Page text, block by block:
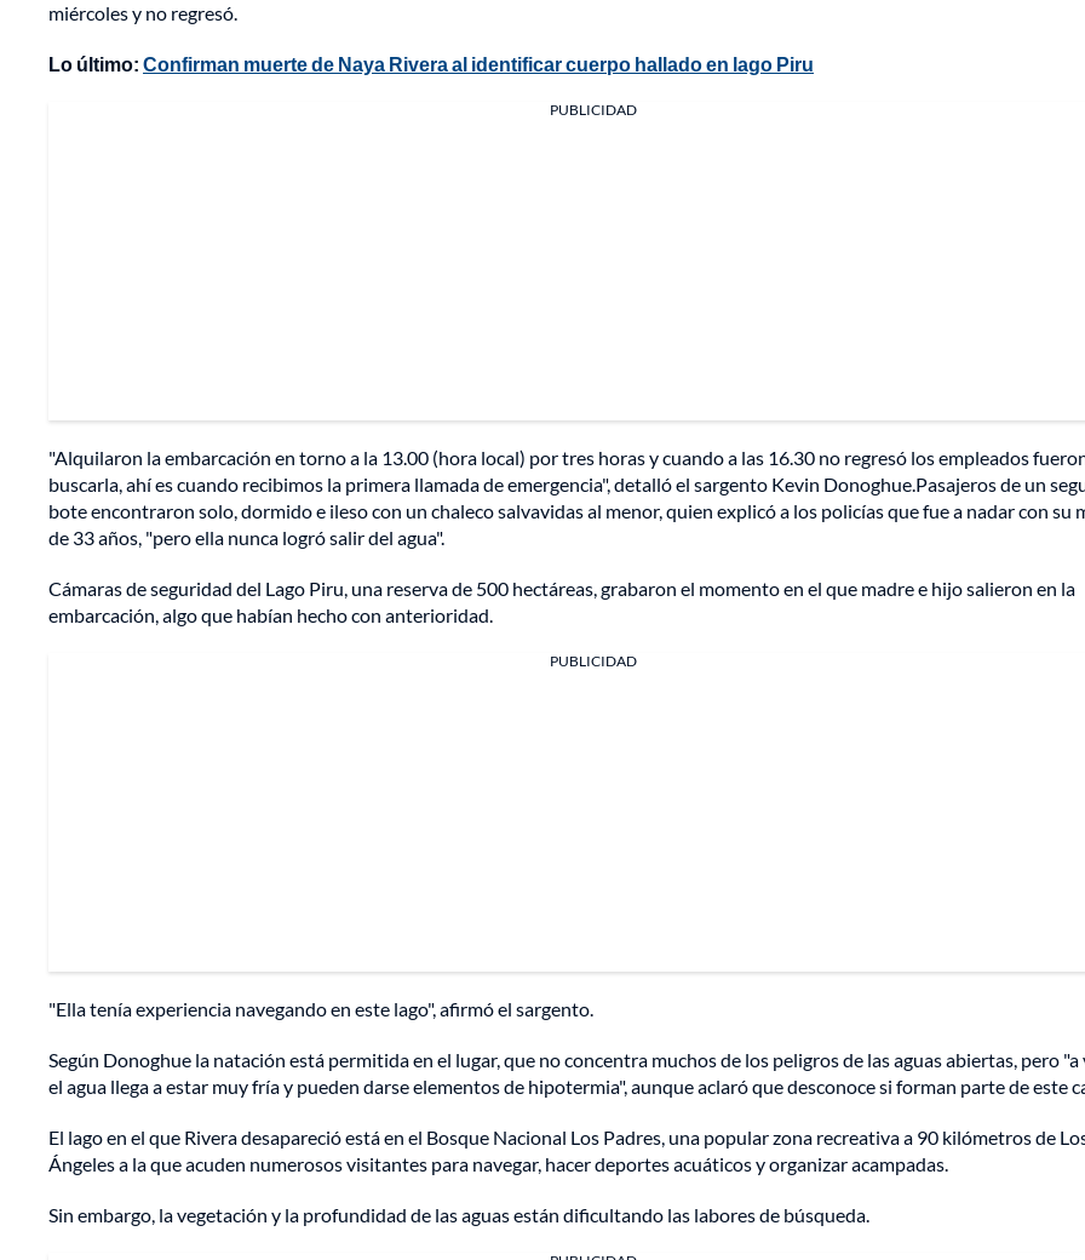
miércoles y no regresó.
Lo último: Confirman muerte de Naya Rivera al identificar cuerpo hallado en lago Piru
PUBLICIDAD
"Alquilaron la embarcación en torno a la 13.00 (hora local) por tres horas y cuando a las 16.30 no regresó los empleados
buscarla, ahí es cuando recibimos la primera llamada de emergencia", detalló el sargento Kevin Donoghue.Pasajeros de un
bote encontraron solo, dormido e ileso con un chaleco salvavidas al menor, quien explicó a los policías que fue a nadar con su
de 33 años, "pero ella nunca logró salir del agua".
Cámaras de seguridad del Lago Piru, una reserva de 500 hectáreas, grabaron el momento en el que madre e hijo salieron en la
embarcación, algo que habían hecho con anterioridad.
PUBLICIDAD
"Ella tenía experiencia navegando en este lago", afirmó el sargento.
Según Donoghue la natación está permitida en el lugar, que no concentra muchos de los peligros de las aguas abiertas, pero "a
el agua llega a estar muy fría y pueden darse elementos de hipotermia", aunque aclaró que desconoce si forman parte de este
El lago en el que Rivera desapareció está en el Bosque Nacional Los Padres, una popular zona recreativa a 90 kilómetros de
Ángeles a la que acuden numerosos visitantes para navegar, hacer deportes acuáticos y organizar acampadas.
Sin embargo, la vegetación y la profundidad de las aguas están dificultando las labores de búsqueda.